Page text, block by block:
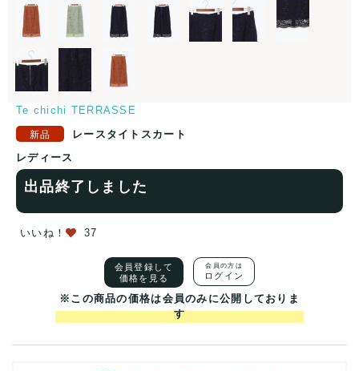
Te chichi TERRASSE
レースタイトスカート
レディース
出品終了しました
いいね！ 37
会員登録して
価格を見る
会員の方は
ログイン
※この商品の価格は会員のみに公開しておりま
す